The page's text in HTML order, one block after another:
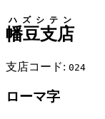
幡豆支店
ハズシテン
支店コード: 024
ローマ字